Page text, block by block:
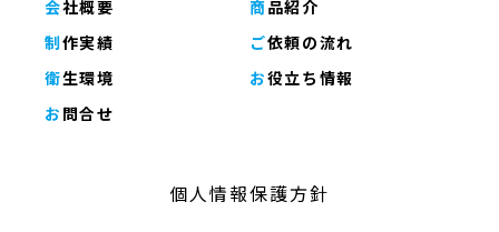
会社概要
商品紹介
制作実績
ご依頼の流れ
衛生環境
お役立ち情報
お問合せ
個人情報保護方針